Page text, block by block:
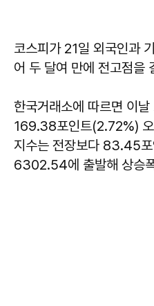
코스피가 21일 외국인과
어 두 달여 만에 전고점을
한국거래소에 따르면 이날
169.38포인트(2.72%)
지수는 전장보다 83.45
6302.54에 출발해 상승